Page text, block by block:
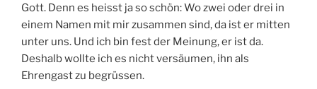
Gott. Denn es heisst ja so schön: Wo zwei oder drei in
einem Namen mit mir zusammen sind, da ist er mitten
unter uns. Und ich bin fest der Meinung, er ist da.
Deshalb wollte ich es nicht versäumen, ihn als
Ehrengast zu begrüssen.